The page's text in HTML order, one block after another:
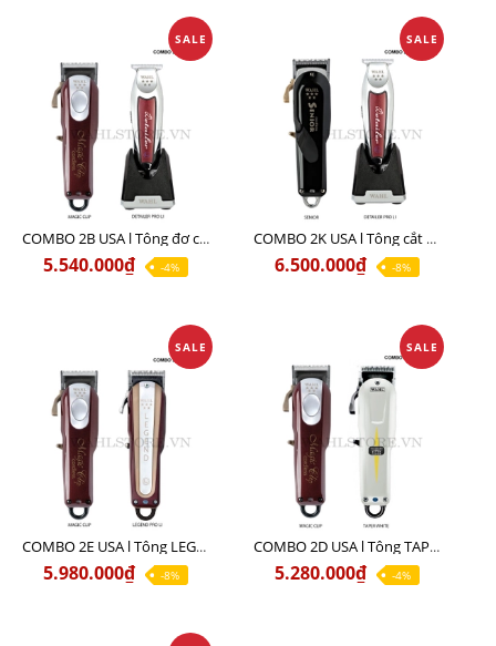
SALE
COMBO 2B USA l Tông đơ cắt Magic clip Red + Tông đơ viền Detailer Pro Li
5.540.000₫ -4%
SALE
COMBO 2K USA l Tông cắt SENIOR +Tông viền DETAILER PRO LI
6.500.000₫ -8%
SALE
COMBO 2E USA l Tông LEGEND PRO LI + Tông MAGIC CLIP
5.980.000₫ -8%
SALE
COMBO 2D USA l Tông TAPER WHITE + Tông MAGIC CLIP
5.280.000₫ -4%